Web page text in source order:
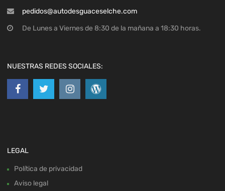
pedidos@autodesguaceselche.com
De Lunes a Viernes de 8:30 de la mañana a 18:30 horas.
NUESTRAS REDES SOCIALES:
LEGAL
Política de privacidad
Aviso legal